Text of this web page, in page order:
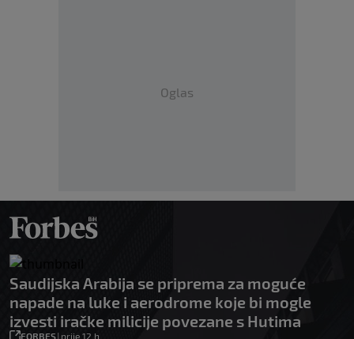
Oglas
Saudijska Arabija se priprema za moguće
napade na luke i aerodrome koje bi mogle
izvesti iračke milicije povezane s Hutima
FORBES| prije 12 h